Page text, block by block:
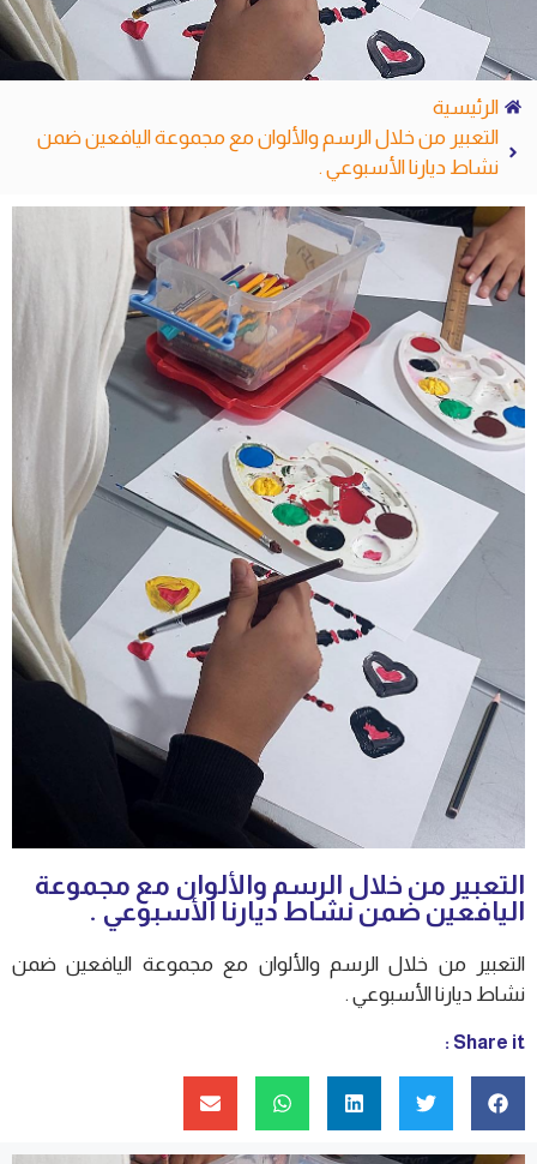
الرئيسية
التعبير من خلال الرسم والألوان مع مجموعة اليافعين ضمن
نشاط ديارنا الأسبوعي .
التعبير من خلال الرسم والألوان مع مجموعة
اليافعين ضمن نشاط ديارنا الأسبوعي .
التعبير من خلال الرسم والألوان مع مجموعة اليافعين ضمن
نشاط ديارنا الأسبوعي .
Share it :